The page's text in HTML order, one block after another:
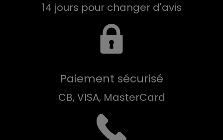
14 jours pour changer d'avis
Paiement sécurisé
CB, VISA, MasterCard